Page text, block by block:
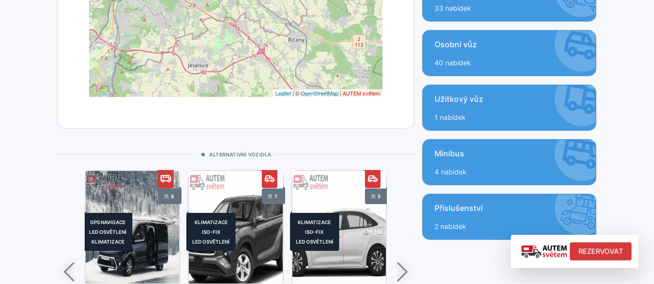
Leaflet | ©OpenStreetMap |AUTEM světem
ALTERNATIVNÍ VOZIDLA
9
GPS NAVIGACE
LED OSVĚTLENÍ
KLIMATIZACE
7
KLIMATIZACE
ISO-FIX
LED OSVĚTLENÍ
5
KLIMATIZACE
ISO-FIX
LED OSVĚTLENÍ
KLIMATIZACE
5
KLIMATIZACE
33 nabídek
Osobní vůz
40 nabídek
Užitkový vůz
1 nabídek
Minibus
4 nabídek
Příslušenství
2 nabídek
REZERVOVAT